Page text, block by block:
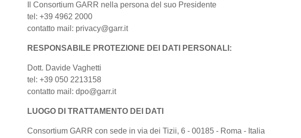
Il Consortium GARR nella persona del suo Presidente
tel: +39 4962 2000
contatto mail: privacy@garr.it
RESPONSABILE PROTEZIONE DEI DATI PERSONALI:
Dott. Davide Vaghetti
tel: +39 050 2213158
contatto mail: dpo@garr.it
LUOGO DI TRATTAMENTO DEI DATI
Consortium GARR con sede in via dei Tizii, 6 - 00185 - Roma - Italia